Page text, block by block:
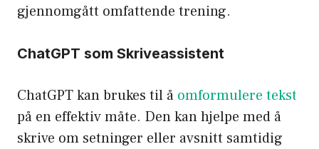
gjennomgått omfattende trening.
ChatGPT som Skriveassistent
ChatGPT kan brukes til å omformulere tekst
på en effektiv måte. Den kan hjelpe med å
skrive om setninger eller avsnitt samtidig